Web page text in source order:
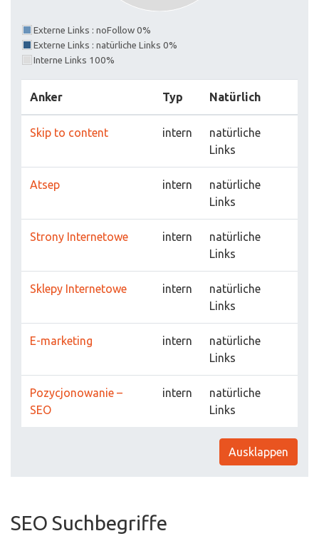
Externe Links : noFollow 0%
Externe Links : natürliche Links 0%
Interne Links 100%
Anker Typ Natürlich
Skip to content intern
natürliche
Links
Atsep intern
natürliche
Links
Strony Internetowe intern
natürliche
Links
Sklepy Internetowe intern
natürliche
Links
E-marketing intern
natürliche
Links
Pozycjonowanie –
SEO
intern
natürliche
Links
Ausklappen
SEO Suchbegriffe